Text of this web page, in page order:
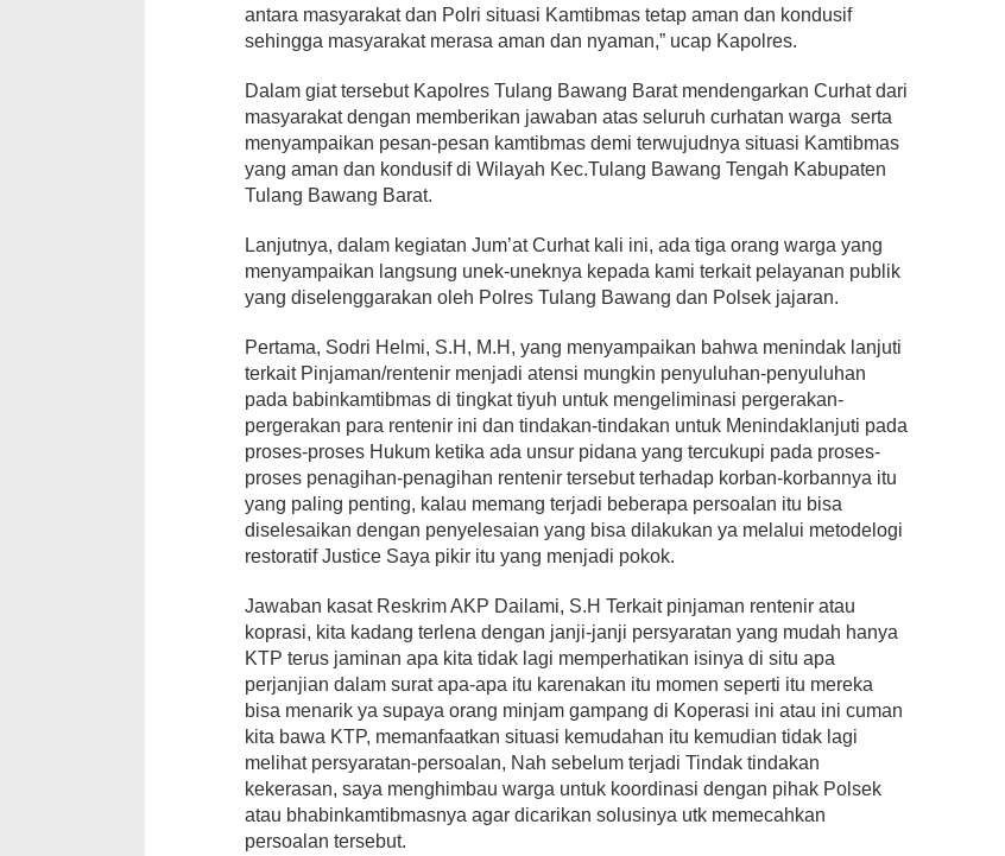
antara masyarakat dan Polri situasi Kamtibmas tetap aman dan kondusif
sehingga masyarakat merasa aman dan nyaman,” ucap Kapolres.
Dalam giat tersebut Kapolres Tulang Bawang Barat mendengarkan Curhat dari
masyarakat dengan memberikan jawaban atas seluruh curhatan warga serta
menyampaikan pesan-pesan kamtibmas demi terwujudnya situasi Kamtibmas
yang aman dan kondusif di Wilayah Kec.Tulang Bawang Tengah Kabupaten
Tulang Bawang Barat.
Lanjutnya, dalam kegiatan Jum’at Curhat kali ini, ada tiga orang warga yang
menyampaikan langsung unek-uneknya kepada kami terkait pelayanan publik
yang diselenggarakan oleh Polres Tulang Bawang dan Polsek jajaran.
Pertama, Sodri Helmi, S.H, M.H, yang menyampaikan bahwa menindak lanjuti
terkait Pinjaman/rentenir menjadi atensi mungkin penyuluhan-penyuluhan
pada babinkamtibmas di tingkat tiyuh untuk mengeliminasi pergerakan-
pergerakan para rentenir ini dan tindakan-tindakan untuk Menindaklanjuti pada
proses-proses Hukum ketika ada unsur pidana yang tercukupi pada proses-
proses penagihan-penagihan rentenir tersebut terhadap korban-korbannya itu
yang paling penting, kalau memang terjadi beberapa persoalan itu bisa
diselesaikan dengan penyelesaian yang bisa dilakukan ya melalui metodelogi
restoratif Justice Saya pikir itu yang menjadi pokok.
Jawaban kasat Reskrim AKP Dailami, S.H Terkait pinjaman rentenir atau
koprasi, kita kadang terlena dengan janji-janji persyaratan yang mudah hanya
KTP terus jaminan apa kita tidak lagi memperhatikan isinya di situ apa
perjanjian dalam surat apa-apa itu karenakan itu momen seperti itu mereka
bisa menarik ya supaya orang minjam gampang di Koperasi ini atau ini cuman
kita bawa KTP, memanfaatkan situasi kemudahan itu kemudian tidak lagi
melihat persyaratan-persoalan, Nah sebelum terjadi Tindak tindakan
kekerasan, saya menghimbau warga untuk koordinasi dengan pihak Polsek
atau bhabinkamtibmasnya agar dicarikan solusinya utk memecahkan
persoalan tersebut.